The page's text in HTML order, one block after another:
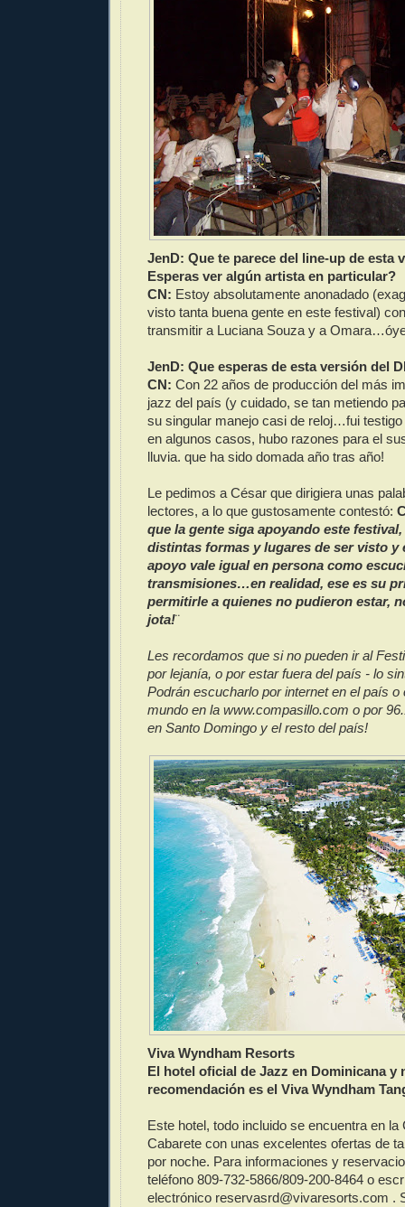
JenD: Que te parece del line-up de esta
Esperas ver algún artista en particular?
CN: Estoy absolutamente anonadado
visto tanta buena gente en este festival)
transmitir a Luciana Souza y a
JenD: Que esperas de esta versión del
CN: Con 22 años de producción del más
jazz del país (y cuidado, se tan metiendo
su singular manejo casi de reloj…fui
en algunos casos, hubo razones para el
lluvia. que ha sido domada año tras año!
Le pedimos a César que dirigiera unas
lectores, a lo que gustosamente contestó:
que la gente siga apoyando este
distintas formas y lugares de ser visto
apoyo vale igual en persona como
transmisiones…en realidad, ese es su
permitirle a quienes no pudieron estar,
jota!¨
Les recordamos que si no pueden ir al
por lejanía, o por estar fuera del país - lo
Podrán escucharlo por internet en el país o
mundo en la www.compasillo.com o por
en Santo Domingo y el resto del país!
Viva Wyndham Resorts
El hotel oficial de Jazz en Dominicana y
recomendación es el Viva Wyndham
Este hotel, todo incluido se encuentra en la
Cabarete con unas excelentes ofertas de
por noche. Para informaciones y
teléfono 809-732-5866/809-200-8464 o
electrónico reservasrd@vivaresorts.com .